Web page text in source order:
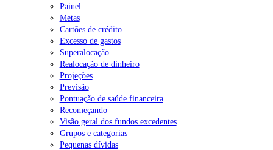
Painel
Metas
Cartões de crédito
Excesso de gastos
Superalocação
Realocação de dinheiro
Projeções
Previsão
Pontuação de saúde financeira
Recomeçando
Visão geral dos fundos excedentes
Grupos e categorias
Pequenas dívidas